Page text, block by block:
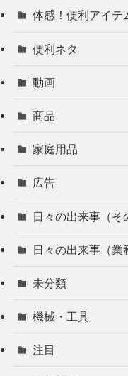
体感！便利アイテ
便利ネタ
動画
商品
家庭用品
広告
日々の出来事（そ
日々の出来事（業
未分類
機械・工具
注目